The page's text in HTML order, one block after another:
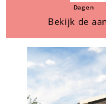
Dagen
Bekijk de